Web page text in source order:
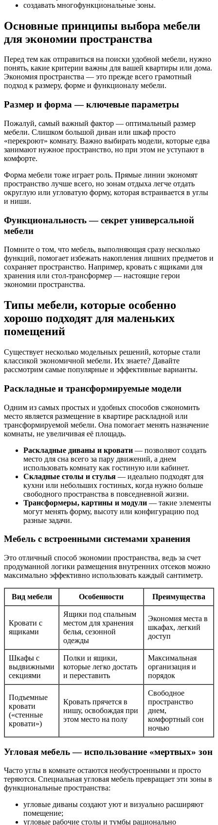
создавать многофункциональные зоны.
Основные принципы выбора мебели
для экономии пространства
Перед тем как отправиться на поиски удобной мебели, нужно
понять, какие критерии важны для вашей квартиры или дома.
Экономия пространства — это прежде всего грамотный
подход к размеру, форме и функционалу мебели.
Размер и форма — ключевые параметры
Пожалуй, самый важный фактор — оптимальный размер
мебели. Слишком большой диван или шкаф просто
«перекроют» комнату. Важно выбирать модели, которые едва
занимают нужное пространство, но при этом не уступают в
комфорте.
Форма мебели тоже играет роль. Прямые линии экономят
пространство лучше всего, но зонам отдыха легче отдать
округлую или угловатую форму, которая встраивается в углы
и ниши.
Функциональность — секрет универсальной
мебели
Помните о том, что мебель, выполняющая сразу несколько
функций, помогает избежать накопления лишних предметов и
сохраняет пространство. Например, кровать с ящиками для
хранения или стол-трансформер — настоящие герои
экономии пространства.
Типы мебели, которые особенно
хорошо подходят для маленьких
помещений
Существует несколько модельных решений, которые стали
классикой экономичной мебели. Их знаете? Давайте
рассмотрим самые популярные и эффективные варианты.
Раскладные и трансформируемые модели
Одним из самых простых и удобных способов сэкономить
место является размещение в квартире раскладной или
трансформируемой мебели. Она помогает менять назначение
комнаты, не увеличивая её площадь.
Раскладные диваны и кровати — позволяют создать
место для сна всего за пару движений, а днем
использовать комнату как гостиную или кабинет.
Складные столы и стулья — идеально подходят для
кухни или небольших гостиных, когда нужно больше
свободного пространства в повседневной жизни.
Трансформеры, картины и модули — такие элементы
могут менять форму, высоту или конфигурацию под
разные задачи.
Мебель с встроенными системами хранения
Это отличный способ экономии пространства, ведь за счет
продуманной логики размещения внутренних отсеков можно
максимально эффективно использовать каждый сантиметр.
Вид мебели Особенности Преимущества
Кровати с
ящиками
Ящики под спальным
местом для хранения
белья, сезонной
одежды
Экономия места в
шкафах, легкий
доступ
Шкафы с
выдвижными
секциями
Полки и ящики,
которые легко достать
и переставить
Максимальная
организация и
порядок
Подъемные
кровати
(«стенные
кровати»)
Кровать прячется в
нишу, освобождая при
этом место на полу
Свободное
пространство
днем,
комфортный сон
ночью
Угловая мебель — использование «мертвых» зон
Часто углы в комнате остаются необустроенными и просто
теряются. Специальная угловая мебель превращает эти зоны в
функциональные пространства:
угловые диваны создают уют и визуально расширяют
помещение;
угловые рабочие столы и тумбы рационально